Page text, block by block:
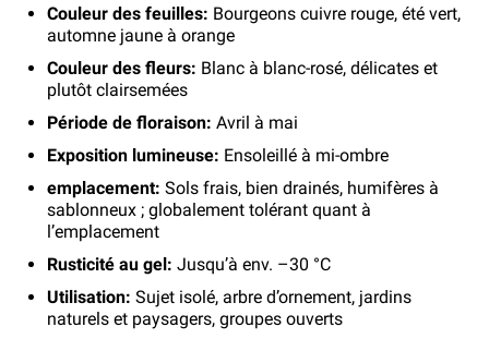
Couleur des feuilles: Bourgeons cuivre rouge, été vert,
automne jaune à orange
Couleur des fleurs: Blanc à blanc-rosé, délicates et
plutôt clairsemées
Période de floraison: Avril à mai
Exposition lumineuse: Ensoleillé à mi-ombre
emplacement: Sols frais, bien drainés, humifères à
sablonneux ; globalement tolérant quant à
l’emplacement
Rusticité au gel: Jusqu’à env. –30 °C
Utilisation: Sujet isolé, arbre d’ornement, jardins
naturels et paysagers, groupes ouverts